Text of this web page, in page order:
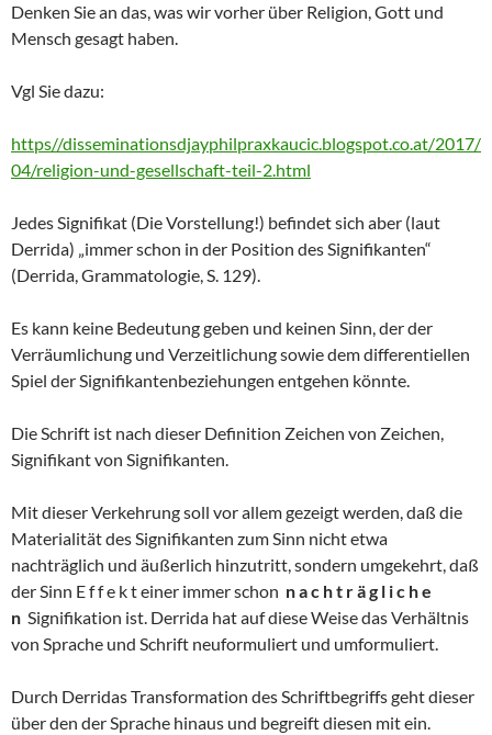
Denken Sie an das, was wir vorher über Religion, Gott und
Mensch gesagt haben.
Vgl Sie dazu:
https//disseminationsdjayphilpraxkaucic.blogspot.co.at/2017/
04/religion-und-gesellschaft-teil-2.html
Jedes Signifikat (Die Vorstellung!) befindet sich aber (laut
Derrida) „immer schon in der Position des Signifikanten“
(Derrida, Grammatologie, S. 129).
Es kann keine Bedeutung geben und keinen Sinn, der der
Verräumlichung und Verzeitlichung sowie dem differentiellen
Spiel der Signifikantenbeziehungen entgehen könnte.
Die Schrift ist nach dieser Definition Zeichen von Zeichen,
Signifikant von Signifikanten.
Mit dieser Verkehrung soll vor allem gezeigt werden, daß die
Materialität des Signifikanten zum Sinn nicht etwa
nachträglich und äußerlich hinzutritt, sondern umgekehrt, daß
der Sinn E f f e k t einer immer schon n a c h t r ä g l i c h e
n Signifikation ist. Derrida hat auf diese Weise das Verhältnis
von Sprache und Schrift neuformuliert und umformuliert.
Durch Derridas Transformation des Schriftbegriffs geht dieser
über den der Sprache hinaus und begreift diesen mit ein.